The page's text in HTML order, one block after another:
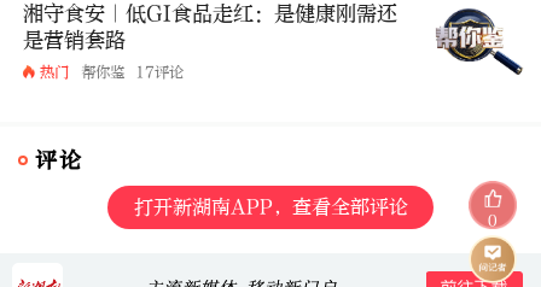
湘守食安｜低GI食品走红：是健康刚需还
是营销套路
热门 帮你鉴 17评论
评论
打开新湖南APP，查看全部评论
0